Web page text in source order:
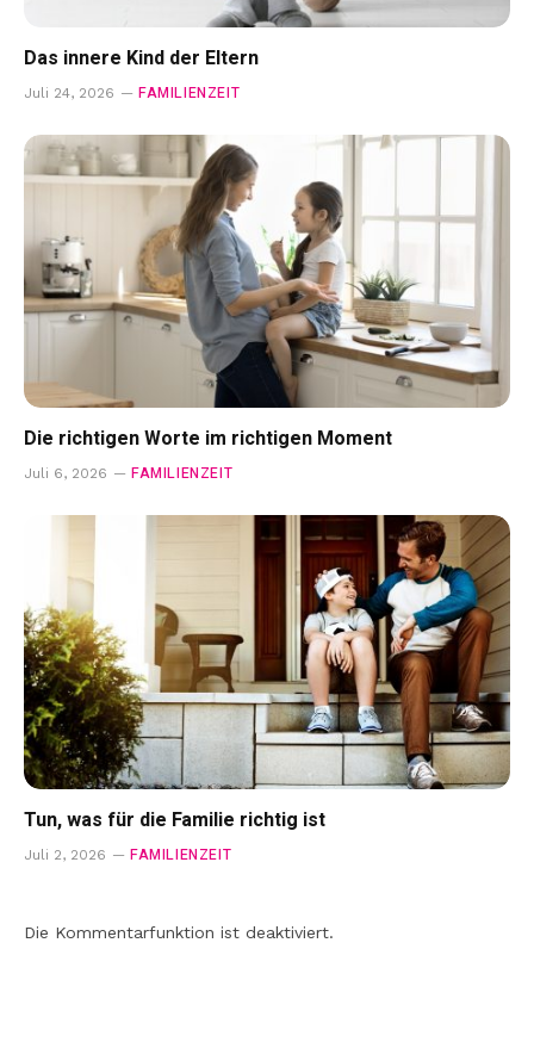
Das innere Kind der Eltern
Juli 24, 2026 FAMILIENZEIT
Die richtigen Worte im richtigen Moment
Juli 6, 2026 FAMILIENZEIT
Tun, was für die Familie richtig ist
Juli 2, 2026 FAMILIENZEIT
Die Kommentarfunktion ist deaktiviert.